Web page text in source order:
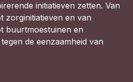
initiatieven zetten. Van
zorginitiatieven en van
buurtmoestuinen en
de eenzaamheid van